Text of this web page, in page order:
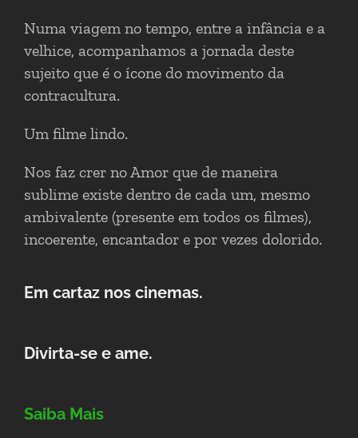
Numa viagem no tempo, entre a infância e a
velhice, acompanhamos a jornada deste
sujeito que é o ícone do movimento da
contracultura.
Um filme lindo.
Nos faz crer no Amor que de maneira
sublime existe dentro de cada um, mesmo
ambivalente (presente em todos os filmes),
incoerente, encantador e por vezes dolorido.
Em cartaz nos cinemas.
Divirta-se e ame.
Saiba Mais